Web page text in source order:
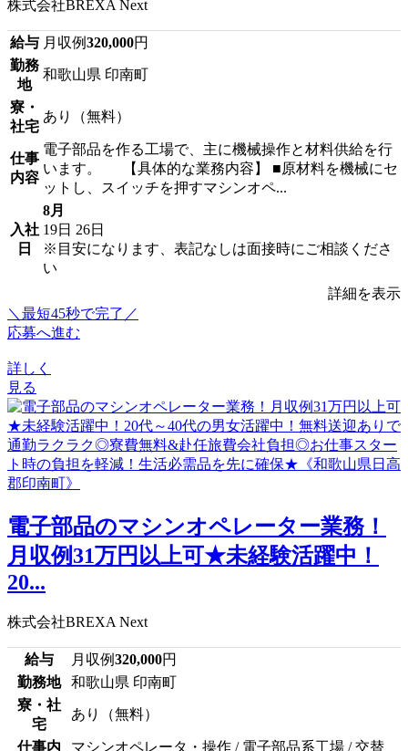
株式会社BREXA Next
給与 月収例320,000円
勤務
地
和歌山県 印南町
寮・
社宅
あり（無料）
仕事
内容
電子部品を作る工場で、主に機械操作と材料供給を行
います。 【具体的な業務内容】 ■原材料を機械にセ
ットし、スイッチを押すマシンオペ...
入社
日
8月
19日 26日
※目安になります、表記なしは面接時にご相談くださ
い
詳細を表示
＼最短45秒で完了／
応募へ進む
詳しく
見る
電子部品のマシンオペレーター業務！
月収例31万円以上可★未経験活躍中！
20...
株式会社BREXA Next
給与 月収例320,000円
勤務地
和歌山県 印南町
寮・社
宅
あり（無料）
仕事内 マシンオペレータ・操作 / 電子部品系工場 / 交替